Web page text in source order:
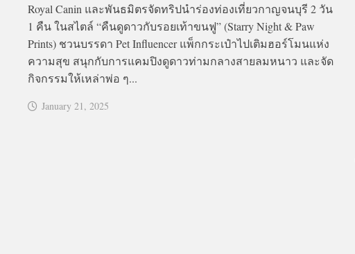
Royal Canin และพันธมิตรจัดทริปนำร่องท่องเที่ยวกาญจนบุรี 2 วัน
1 คืน ในสไตล์ “คืนดูดาวกับรอยเท้าขนฟู” (Starry Night & Paw
Prints) ชวนบรรดา Pet Influencer แพ็กกระเป๋าไปเติมฮอร์โมนแห่ง
ความสุข สนุกกับการแคมปิงดูดาวท่ามกลางสายลมหนาว และจัด
กิจกรรมให้เหล่าพ่อ ๆ...
January 21, 2025